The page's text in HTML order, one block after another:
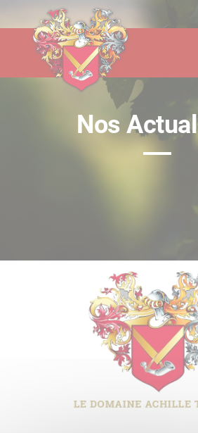
Nos
Panneau de gestion des cookies